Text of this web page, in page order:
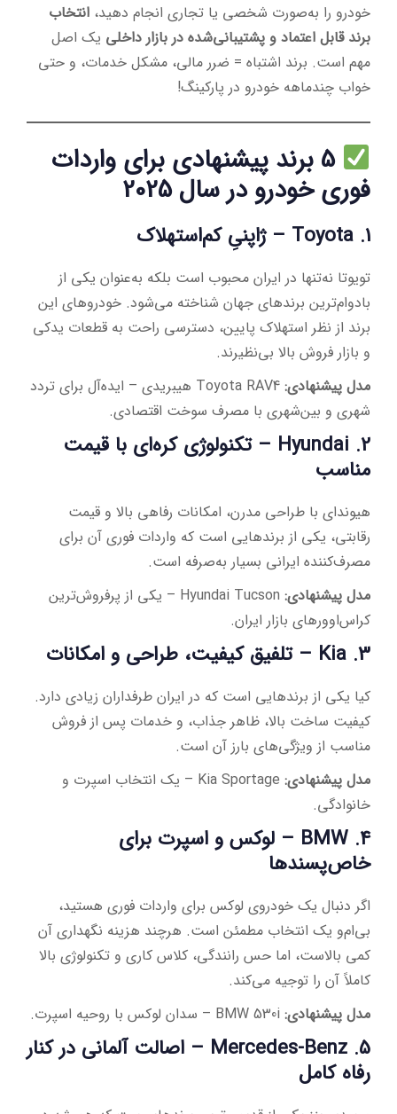
خودرو را به‌صورت شخصی یا تجاری انجام دهید، انتخاب
برند قابل اعتماد و پشتیبانی‌شده در بازار داخلی یک اصل
مهم است. برند اشتباه = ضرر مالی، مشکل خدمات، و حتی
خواب چندماهه خودرو در پارکینگ!
5 برند پیشنهادی برای واردات
فوری خودرو در سال 2025
1.
Toyota – ژاپنیِ کم‌استهلاک
تویوتا نه‌تنها در ایران محبوب است بلکه به‌عنوان یکی از
بادوام‌ترین برندهای جهان شناخته می‌شود. خودروهای این
برند از نظر استهلاک پایین، دسترسی راحت به قطعات یدکی
و بازار فروش بالا بی‌نظیرند.
مدل پیشنهادی:
Toyota RAV4 هیبریدی – ایده‌آل برای تردد
شهری و بین‌شهری با مصرف سوخت اقتصادی.
2.
Hyundai – تکنولوژی کره‌ای با قیمت
مناسب
هیوندای با طراحی مدرن، امکانات رفاهی بالا و قیمت
رقابتی، یکی از برندهایی است که واردات فوری آن برای
مصرف‌کننده ایرانی بسیار به‌صرفه است.
مدل پیشنهادی:
Hyundai Tucson – یکی از پرفروش‌ترین
کراس‌اوورهای بازار ایران.
3.
Kia – تلفیق کیفیت، طراحی و امکانات
کیا یکی از برندهایی است که در ایران طرفداران زیادی دارد.
کیفیت ساخت بالا، ظاهر جذاب، و خدمات پس از فروش
مناسب از ویژگی‌های بارز آن است.
مدل پیشنهادی:
Kia Sportage – یک انتخاب اسپرت و
خانوادگی.
4.
BMW – لوکس و اسپرت برای
خاص‌پسندها
اگر دنبال یک خودروی لوکس برای واردات فوری هستید،
بی‌ام‌و یک انتخاب مطمئن است. هرچند هزینه نگهداری آن
کمی بالاست، اما حس رانندگی، کلاس کاری و تکنولوژی بالا
کاملاً آن را توجیه می‌کند.
مدل پیشنهادی:
5.
Mercedes-Benz – اصالت آلمانی در کنار
رفاه کامل